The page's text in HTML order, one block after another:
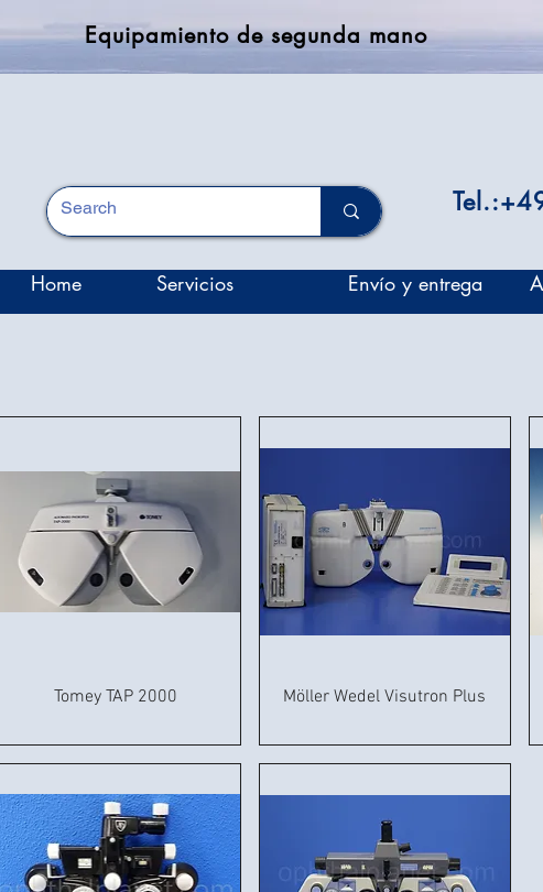
Equipamiento de segunda mano
Home Servicios Envío y entrega
Tomey TAP 2000 Möller Wedel Visutron Plus